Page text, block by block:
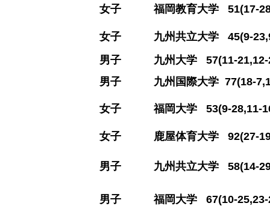
女子 福岡教育大学 51(17-
女子 九州共立大学 45(9-23,9-
男子 九州大学 57(11-21,12-
男子 九州国際大学 77(18-
女子 福岡大学 53(9-28,11-
女子 鹿屋体育大学 92(27-
男子 九州共立大学 58(14-
男子 福岡大学 67(10-25,23-